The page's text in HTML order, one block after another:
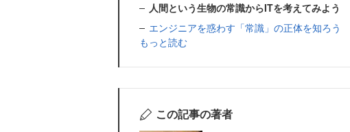
人間という生物の常識からITを考えてみよう
エンジニアを惑わす「常識」の正体を知ろう
もっと読む
この記事の著者